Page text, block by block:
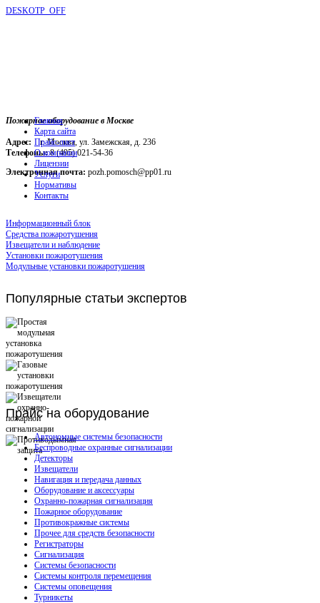
DESKOTP_OFF
Пожарное оборудование в Москве
Адрес: г. Москва, ул. Замежская, д. 236
Телефоны:8 (495) 021-54-36
Электронная почта: pozh.pomosch@pp01.ru
Главная
Карта сайта
Прайс-лист
О компании
Лицензии
Услуги
Нормативы
Контакты
Информационный блок
Средства пожаротушения
Извещатели и наблюдение
Установки пожаротушения
Модульные установки пожаротушения
Популярные статьи экспертов
Прайсна оборудование
Автономные системы безопасности
Беспроводные охранные сигнализации
Детекторы
Извещатели
Навигация и передача данных
Оборудование и аксессуары
Охранно-пожарная сигнализация
Пожарное оборудование
Противокражные системы
Прочее для средств безопасности
Регистраторы
Сигнализация
Системы безопасности
Системы контроля перемещения
Системы оповещения
Турникеты